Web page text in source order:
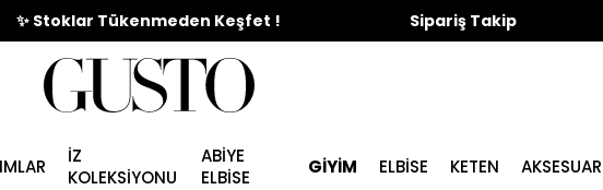
Varan Büyük Yaz İndirim Başladı ! Sipariş Takip
İZ
KOLEKSİYONU
ABİYE
ELBİSE
GİYİM ELBISE KETEN AKSESUAR